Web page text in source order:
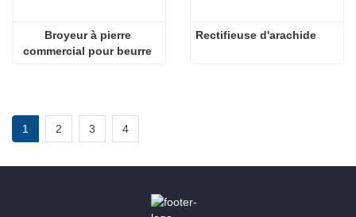
Broyeur à pierre
commercial pour beurre
Rectifieuse d'arachide
1 2 3 4